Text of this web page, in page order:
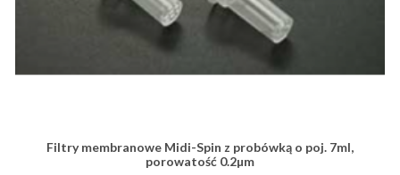
Filtry membranowe Midi-Spin z probówką o poj. 7ml,
porowatość 0.2µm